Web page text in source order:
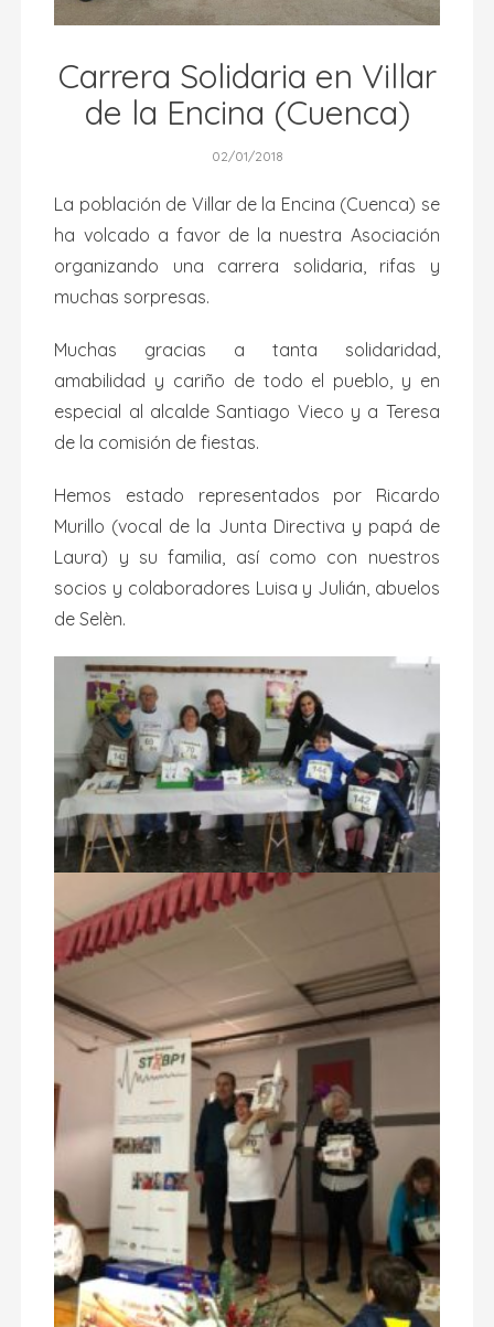
Carrera Solidaria en Villar
de la Encina (Cuenca)
02/01/2018
La población de Villar de la Encina (Cuenca) se
ha volcado a favor de la nuestra Asociación
organizando una carrera solidaria, rifas y
muchas sorpresas.
Muchas gracias a tanta solidaridad,
amabilidad y cariño de todo el pueblo, y en
especial al alcalde Santiago Vieco y a Teresa
de la comisión de fiestas.
Hemos estado representados por Ricardo
Murillo (vocal de la Junta Directiva y papá de
Laura) y su familia, así como con nuestros
socios y colaboradores Luisa y Julián, abuelos
de Selèn.